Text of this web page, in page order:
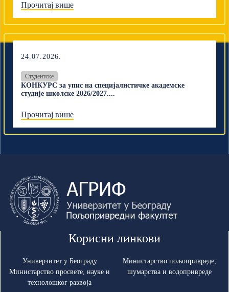
Прочитај више
24.07.2026.
Студентске
КОНКУРС за упис на специјалистичке академске
студије школске 2026/2027....
Прочитај више
Корисни линкови
Универзитет у Београду
Министарство просвете, науке и
технолошког развоја
Министарство пољопривреде,
шумарства и водопривреде